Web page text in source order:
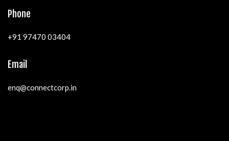
Phone
+91 97470 03404
Email
enq@connectcorp.in